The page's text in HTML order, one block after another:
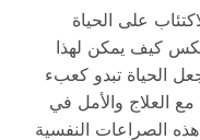
على الحياة
كيف يمكن لهذا
الحياة تبدو كعبء
العلاج والأمل في
الصراعات النفسية